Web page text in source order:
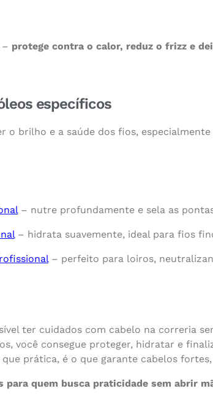
– protege contra o calor, reduz o frizz e
específicos
o brilho e a saúde dos fios,
– nutre profundamente e sela as
– hidrata suavemente, ideal para fios
– perfeito para loiros,
ter cuidados com cabelo na correria
você consegue proteger, hidratar e
prática, é o que garante cabelos
quem busca praticidade sem abrir